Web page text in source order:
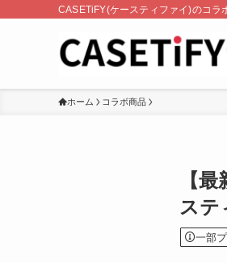
CASETiFY(ケースティファイ)のコラ
ホーム コラボ商品
【
ステ
一部